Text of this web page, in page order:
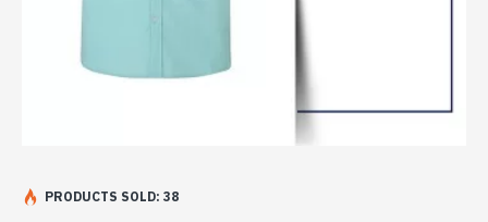
PRODUCTS SOLD: 38